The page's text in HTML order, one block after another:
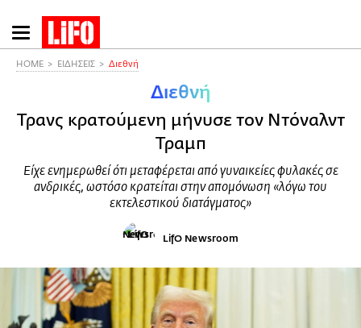
Παράκαμψη
προς
HOME ΕΙΔΗΣΕΙΣ Διεθνή
Διεθνή
Τρανς κρατούμενη μήνυσε τον Ντόναλντ
Τραμπ
Είχε ενημερωθεί ότι μεταφέρεται από γυναικείες φυλακές σε
ανδρικές, ωστόσο κρατείται στην απομόνωση «λόγω του
εκτελεστικού διατάγματος»
LifO Newsroom